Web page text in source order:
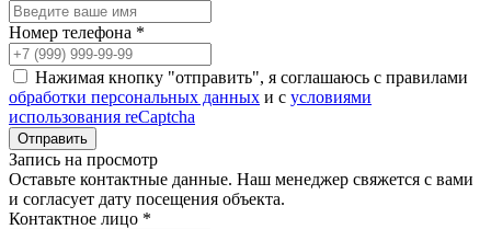
Номер телефона *
Нажимая кнопку "отправить", я соглашаюсь с правилами
обработки персональных данных и с условиями
использования reCaptcha
Запись на просмотр
Оставьте контактные данные. Наш менеджер свяжется с вами
и согласует дату посещения объекта.
Контактное лицо *